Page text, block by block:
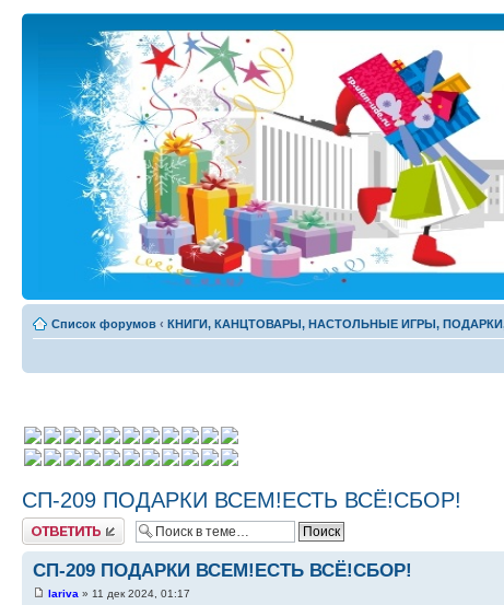
Список форумов ‹ КНИГИ, КАНЦТОВАРЫ, НАСТОЛЬНЫЕ ИГРЫ,
СП-209 ПОДАРКИ ВСЕМ!ЕСТЬ ВСЁ!СБОР!
Ответить
СП-209 ПОДАРКИ ВСЕМ!ЕСТЬ ВСЁ!СБОР!
lariva » 11 дек 2024, 01:17